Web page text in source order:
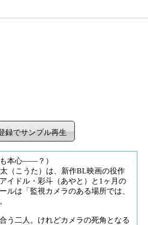
録でサンプル再生
も本心――？）
（こうた）は、新作BL映画の役作
イドル・彩斗（あやと）と1ヶ月の
ルは「監視カメラのある場所では、
う二人。けれどカメラの死角となる